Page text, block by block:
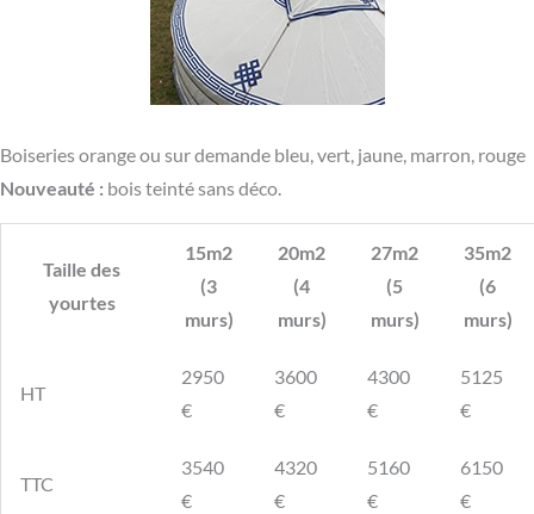
Boiseries orange ou sur demande bleu, vert, jaune, marron, rouge
Nouveauté : bois teinté sans déco.
Taille des
yourtes
15m2
(3
murs)
20m2
(4
murs)
27m2
(5
murs)
35m2
(6
murs)
HT
2950
€
3600
€
4300
€
5125
€
TTC
3540
€
4320
€
5160
€
6150
€